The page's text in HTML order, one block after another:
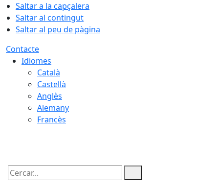
Saltar a la capçalera
Saltar al contingut
Saltar al peu de pàgina
Contacte
Idiomes
Català
Castellà
Anglès
Alemany
Francès
Cercar: